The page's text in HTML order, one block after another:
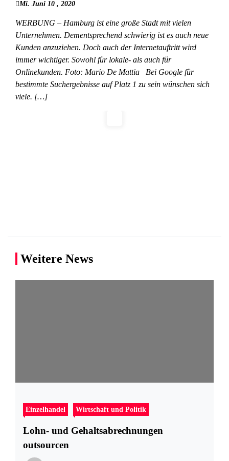
Mi. Juni 10 , 2020
WERBUNG – Hamburg ist eine große Stadt mit vielen
Unternehmen. Dementsprechend schwierig ist es auch neue
Kunden anzuziehen. Doch auch der Internetauftritt wird
immer wichtiger. Sowohl für lokale- als auch für
Onlinekunden. Foto: Mario De Mattia Bei Google für
bestimmte Suchergebnisse auf Platz 1 zu sein wünschen sich
viele. […]
Weitere News
Einzelhandel Wirtschaft und Politik
Lohn- und Gehaltsabrechnungen
outsourcen